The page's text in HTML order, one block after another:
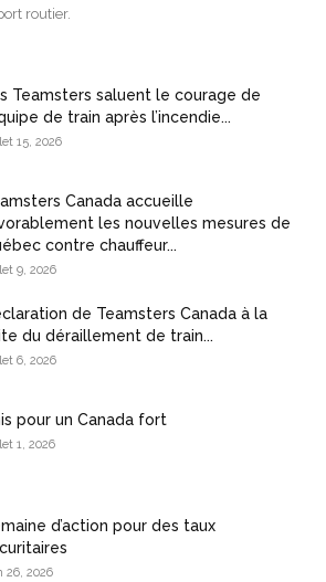
routier.
Teamsters saluent le courage de
de train après l’incendie...
15, 2026
Canada accueille
les nouvelles mesures de
contre chauffeur...
9, 2026
de Teamsters Canada à la
du déraillement de train...
6, 2026
pour un Canada fort
1, 2026
d’action pour des taux
26, 2026